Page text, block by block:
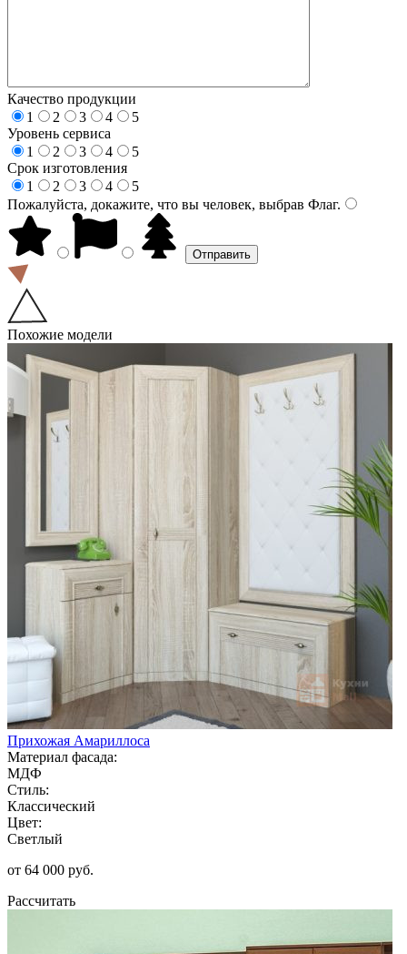
Качество продукции
1
2 3 4
5
Уровень сервиса
1
2 3 4
5
Срок изготовления
1
2 3 4
5
Пожалуйста, докажите, что вы человек, выбрав Флаг.
Похожие модели
Прихожая Амариллоса
Материал фасада:
МДФ
Стиль:
Классический
Цвет:
Светлый
от 64 000 руб.
Рассчитать